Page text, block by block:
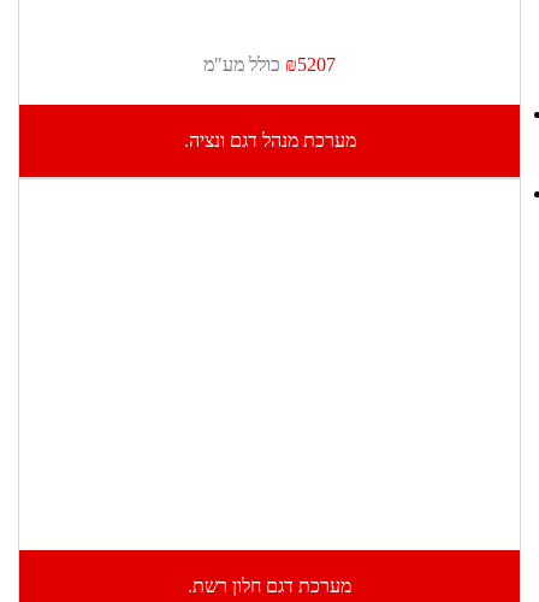
מערכת מנהל דגם ונציה.
₪5207 כולל מע"מ
מערכת דגם חלון רשת.